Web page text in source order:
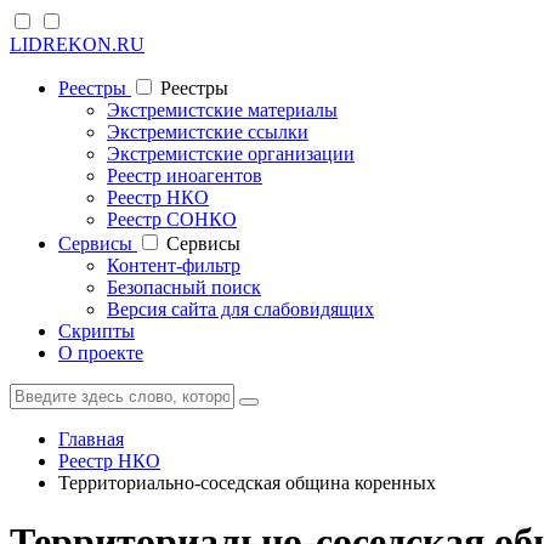
LIDREKON.RU
Реестры
Реестры
Экстремистские материалы
Экстремистские ссылки
Экстремистские организации
Реестр иноагентов
Реестр НКО
Реестр СОНКО
Cервисы
Cервисы
Контент-фильтр
Безопасный поиск
Версия сайта для слабовидящих
Скрипты
О проекте
Главная
Реестр НКО
Территориально-соседская община коренных